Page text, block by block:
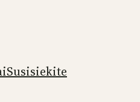
Susisiekite